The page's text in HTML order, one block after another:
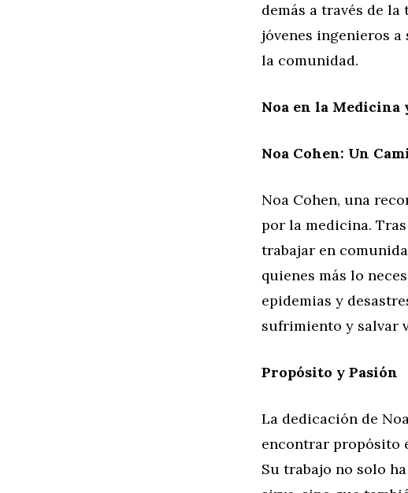
demás a través de
jóvenes ingenieros
la comunidad.
Noa en la Medicina
Noa Cohen: Un
Noa Cohen, una
por la medicina.
trabajar en
quienes más lo
epidemias y
sufrimiento y salvar
Propósito y Pasión
La dedicación de
encontrar propósito
Su trabajo no solo